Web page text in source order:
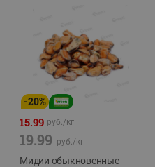
-20%
15.99 руб./кг
19.99 руб./кг
Мидии обыкновенные